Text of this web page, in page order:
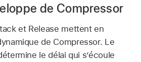
de Compressor
et Release mettent en
de Compressor. Le
le délai qui s’écoule